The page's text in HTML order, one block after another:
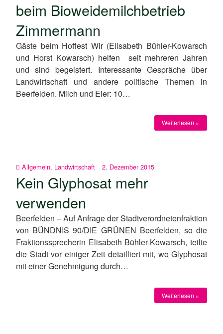
beim Bioweidemilchbetrieb
Zimmermann
Gäste beim Hoffest Wir (Elisabeth Bühler-Kowarsch
und Horst Kowarsch) helfen seit mehreren Jahren
und sind begeistert. Interessante Gespräche über
Landwirtschaft und andere politische Themen in
Beerfelden. Milch und Eier: 10…
Weiterlesen »
Allgemein, Landwirtschaft 2. Dezember 2015
Kein Glyphosat mehr
verwenden
Beerfelden – Auf Anfrage der Stadtverordnetenfraktion
von BÜNDNIS 90/DIE GRÜNEN Beerfelden, so die
Fraktionssprecherin Elisabeth Bühler-Kowarsch, teilte
die Stadt vor einiger Zeit detailliert mit, wo Glyphosat
mit einer Genehmigung durch…
Weiterlesen »